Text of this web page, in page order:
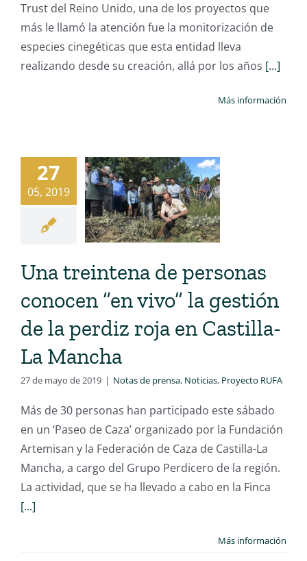
Trust del Reino Unido, una de los proyectos que
más le llamó la atención fue la monitorización de
especies cinegéticas que esta entidad lleva
realizando desde su creación, allá por los años [...]
Más información
27
05, 2019
Una treintena de personas
conocen “en vivo” la gestión
de la perdiz roja en Castilla-
La Mancha
27 de mayo de 2019 | Notas de prensa, Noticias, Proyecto RUFA
Más de 30 personas han participado este sábado
en un ‘Paseo de Caza’ organizado por la Fundación
Artemisan y la Federación de Caza de Castilla-La
Mancha, a cargo del Grupo Perdicero de la región.
La actividad, que se ha llevado a cabo en la Finca
[...]
Más información